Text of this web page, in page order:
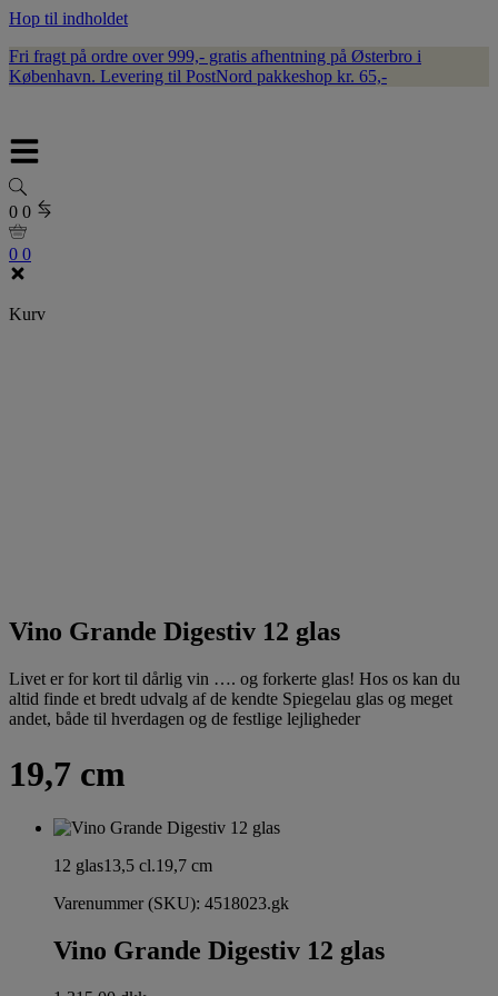
Hop til indholdet
Fri fragt på ordre over 999,- gratis afhentning på Østerbro i
København. Levering til PostNord pakkeshop kr. 65,-
0 0
0 0
Kurv
Vino Grande Digestiv 12 glas
Livet er for kort til dårlig vin …. og forkerte glas! Hos os kan du
altid finde et bredt udvalg af de kendte Spiegelau glas og meget
andet, både til hverdagen og de festlige lejligheder
19,7 cm
12 glas13,5 cl.19,7 cm
Varenummer (SKU): 4518023.gk
Vino Grande Digestiv 12 glas